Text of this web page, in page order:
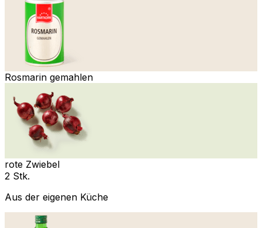
Rosmarin gemahlen
rote Zwiebel
2 Stk.
Aus der eigenen Küche